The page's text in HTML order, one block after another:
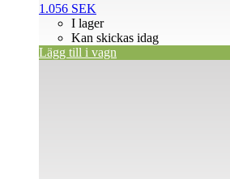
1.056 SEK
I lager
Kan skickas idag
Lägg till i vagn